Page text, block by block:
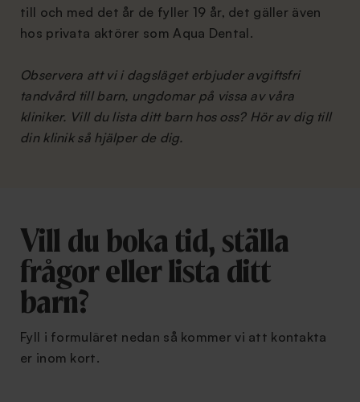
till och med det år de fyller 19 år, det gäller även
hos privata aktörer som Aqua Dental.
Observera att vi i dagsläget erbjuder avgiftsfri
tandvård till barn, ungdomar på vissa av våra
kliniker. Vill du lista ditt barn hos oss? Hör av dig till
din klinik så hjälper de dig.
Vill du boka tid, ställa
frågor eller lista ditt
barn?
Fyll i formuläret nedan så kommer vi att kontakta
er inom kort.